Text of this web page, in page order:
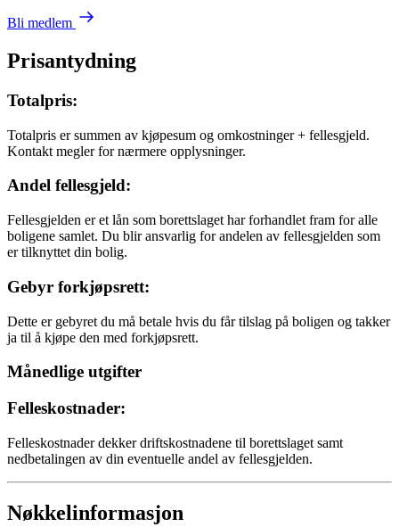
Bli medlem
Prisantydning
Totalpris:
Totalpris er summen av kjøpesum og omkostninger + fellesgjeld.
Kontakt megler for nærmere opplysninger.
Andel fellesgjeld:
Fellesgjelden er et lån som borettslaget har forhandlet fram for alle
boligene samlet. Du blir ansvarlig for andelen av fellesgjelden som
er tilknyttet din bolig.
Gebyr forkjøpsrett:
Dette er gebyret du må betale hvis du får tilslag på boligen og takker
ja til å kjøpe den med forkjøpsrett.
Månedlige utgifter
Felleskostnader:
Felleskostnader dekker driftskostnadene til borettslaget samt
nedbetalingen av din eventuelle andel av fellesgjelden.
Nøkkelinformasjon